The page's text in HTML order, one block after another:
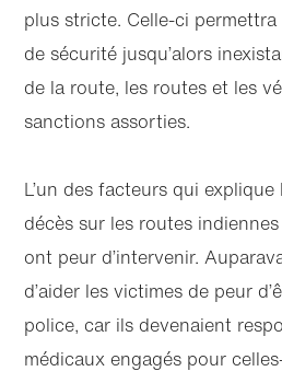
plus stricte. Celle-ci
de sécurité jusqu’alors
de la route, les routes et les
sanctions assorties.
L’un des facteurs qui
décès sur les routes
ont peur d’intervenir.
d’aider les victimes de peur
police, car ils devenaient
médicaux engagés pour